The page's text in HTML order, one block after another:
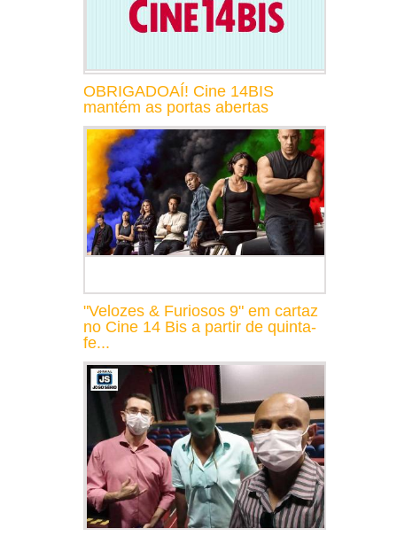
OBRIGADOAÍ! Cine 14BIS
mantém as portas abertas
"Velozes & Furiosos 9" em cartaz
no Cine 14 Bis a partir de quinta-
fe...